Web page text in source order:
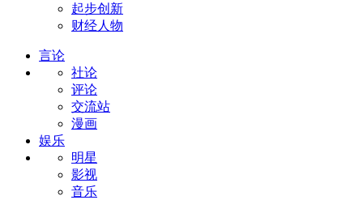
起步创新
财经人物
言论
社论
评论
交流站
漫画
娱乐
明星
影视
音乐